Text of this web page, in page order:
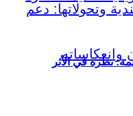
نظرة في الأثر